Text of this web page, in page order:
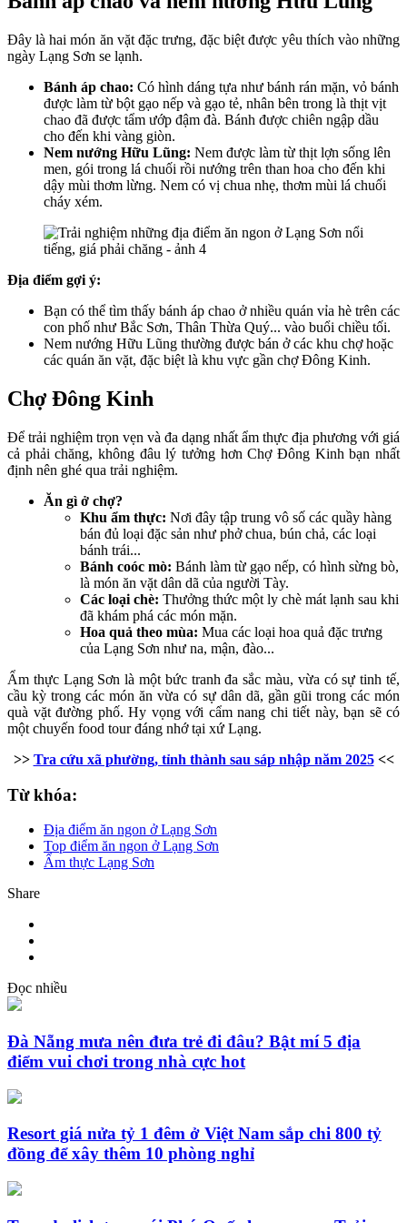
Đây là hai món ăn vặt đặc trưng, đặc biệt được yêu thích vào những
ngày Lạng Sơn se lạnh.
Bánh áp chao: Có hình dáng tựa như bánh rán mặn, vỏ bánh
được làm từ bột gạo nếp và gạo tẻ, nhân bên trong là thịt vịt
chao đã được tẩm ướp đậm đà. Bánh được chiên ngập dầu
cho đến khi vàng giòn.
Nem nướng Hữu Lũng: Nem được làm từ thịt lợn sống lên
men, gói trong lá chuối rồi nướng trên than hoa cho đến khi
dậy mùi thơm lừng. Nem có vị chua nhẹ, thơm mùi lá chuối
cháy xém.
Địa điểm gợi ý:
Bạn có thể tìm thấy bánh áp chao ở nhiều quán vỉa hè trên các
con phố như Bắc Sơn, Thân Thừa Quý... vào buổi chiều tối.
Nem nướng Hữu Lũng thường được bán ở các khu chợ hoặc
các quán ăn vặt, đặc biệt là khu vực gần chợ Đông Kinh.
Chợ Đông Kinh
Để trải nghiệm trọn vẹn và đa dạng nhất ẩm thực địa phương với giá
cả phải chăng, không đâu lý tưởng hơn Chợ Đông Kinh bạn nhất
định nên ghé qua trải nghiệm.
Ăn gì ở chợ?
Khu ẩm thực: Nơi đây tập trung vô số các quầy hàng
bán đủ loại đặc sản như phở chua, bún chả, các loại
bánh trái...
Bánh coóc mò: Bánh làm từ gạo nếp, có hình sừng bò,
là món ăn vặt dân dã của người Tày.
Các loại chè: Thưởng thức một ly chè mát lạnh sau khi
đã khám phá các món mặn.
Hoa quả theo mùa: Mua các loại hoa quả đặc trưng
của Lạng Sơn như na, mận, đào...
Ẩm thực Lạng Sơn là một bức tranh đa sắc màu, vừa có sự tinh tế,
cầu kỳ trong các món ăn vừa có sự dân dã, gần gũi trong các món
quà vặt đường phố. Hy vọng với cẩm nang chi tiết này, bạn sẽ có
một chuyến food tour đáng nhớ tại xứ Lạng.
>> Tra cứu xã phường, tỉnh thành sau sáp nhập năm 2025<<
Từ khóa:
Địa điểm ăn ngon ở Lạng Sơn
Top điểm ăn ngon ở Lạng Sơn
Ẩm thực Lạng Sơn
Share
Đọc nhiều
Đà Nẵng mưa nên đưa trẻ đi đâu? Bật mí 5 địa
điểm vui chơi trong nhà cực hot
Resort giá nửa tỷ 1 đêm ở Việt Nam sắp chi 800 tỷ
đồng để xây thêm 10 phòng nghỉ